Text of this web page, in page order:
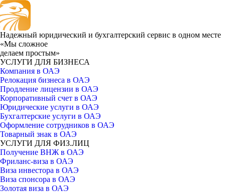
Надежный юридический и бухгалтерский сервис в одном месте
«Мы сложное
делаем простым»
УСЛУГИ ДЛЯ БИЗНЕСА
Компания в ОАЭ
Релокация бизнеса в ОАЭ
Продление лицензии в ОАЭ
Корпоративный счет в ОАЭ
Юридические услуги в ОАЭ
Бухгалтерские услуги в ОАЭ
Оформление сотрудников в ОАЭ
Товарный знак в ОАЭ
УСЛУГИ ДЛЯ ФИЗ.ЛИЦ
Получение ВНЖ в ОАЭ
Фриланс-виза в ОАЭ
Виза инвестора в ОАЭ
Виза спонсора в ОАЭ
Золотая виза в ОАЭ